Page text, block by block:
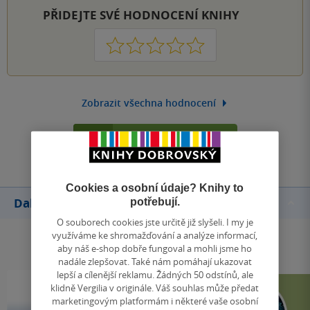
PŘIDEJTE SVÉ HODNOCENÍ KNIHY
1 2 3 4 5
Zobrazit všechna hodnocení
Přidat hodnocení
Další knihy autora
Cookies a osobní údaje? Knihy to
potřebují.
O souborech cookies jste určitě již slyšeli. I my je
využíváme ke shromažďování a analýze informací,
aby náš e-shop dobře fungoval a mohli jsme ho
nadále zlepšovat. Také nám pomáhají ukazovat
lepší a cílenější reklamu. Žádných 50 odstínů, ale
klidně Vergilia v originále. Váš souhlas může předat
marketingovým platformám i některé vaše osobní